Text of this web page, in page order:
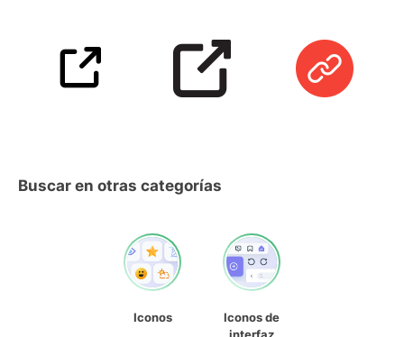
Buscar en otras categorías
Iconos
Iconos de